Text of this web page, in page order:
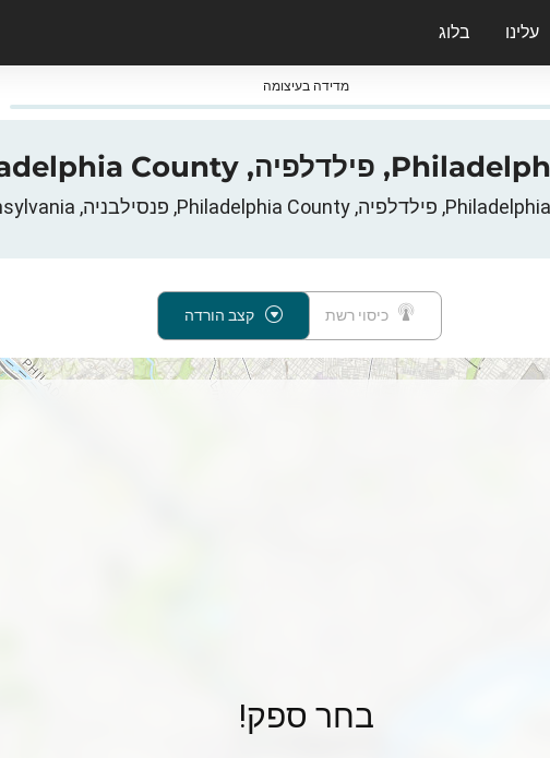
עלינו בלוג
מדידה בעיצומה
כיסוי רשת קצב הורדה
בחר ספק!